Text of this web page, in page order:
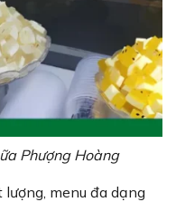
Phượng Hoàng
menu đa dạng